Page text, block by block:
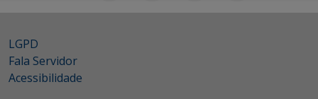
LGPD
Fala Servidor
Acessibilidade